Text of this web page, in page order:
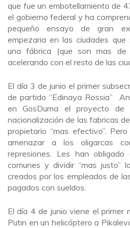
que fue un embotellamiento de
el gobierno federal y ha
pequeño ensayo de gran
empezaria en las ciudades
una fábrica (que son mas
acelerando con el resto de las
El día 3 de junio el primer
de partido “Edinaya Rossia”
en GosDuma el proyecto
nacionalización de las fabricas
propietario “mas efectivo”.
amenazar a los oligarcas
represiones. Les han
comunes y dividir “mas justo”
creados por los empleados de
pagados con sueldos.
El día 4 de junio viene el primer
Putin en un helicóptero a